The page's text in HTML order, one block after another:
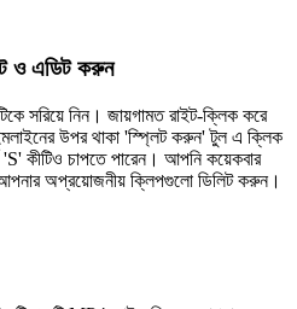
ও এডিট করুন
সরিয়ে নিন। জায়গামত রাইট-ক্লিক করে
উপর থাকা 'স্প্লিট করুন' টুল এ ক্লিক
কীটিও চাপতে পারেন। আপনি কয়েকবার
অপ্রয়োজনীয় ক্লিপগুলো ডিলিট করুন।